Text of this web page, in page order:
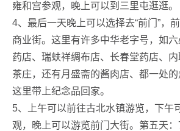
雍和宫参观，晚上可以到三里屯逛逛。
4、最后一天晚上可以选择去“前门”，
商业街。这里有许多中华老字号，如
药店、瑞蚨祥绸布店、长春堂药店、
茶庄，还有月盛斋的酱肉店、都一处
这里带上纪念品回家。
5、上午可以前往古北水镇游览，下午
观，晚上可以游览前门大街。第五天